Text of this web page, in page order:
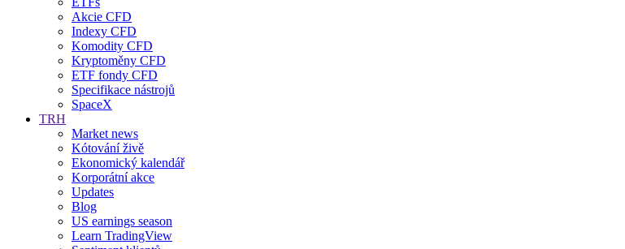
Akcie CFD
Indexy CFD
Komodity CFD
Kryptoměny CFD
ETF fondy CFD
Specifikace nástrojů
SpaceX
TRH
Market news
Kótování živě
Ekonomický kalendář
Korporátní akce
Updates
Blog
US earnings season
Learn TradingView